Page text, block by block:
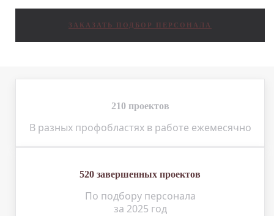
ЗАКАЗАТЬ ПОДБОР ПЕРСОНАЛА
210 проектов
В разных профобластях в работе ежемесячно
520 завершенных проектов
По подбору персонала
за 2025 год